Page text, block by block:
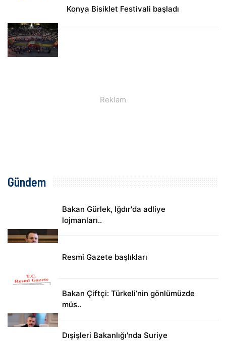
Konya Bisiklet Festivali başladı
Gündem
Bakan Gürlek, Iğdır'da adliye
lojmanları..
Resmi Gazete başlıkları
Bakan Çiftçi: Türkeli’nin gönlümüzde
müs..
Dışişleri Bakanlığı'nda Suriye